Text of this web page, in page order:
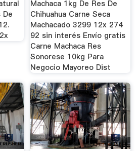
De
Machaca 1kg De Res De
Chihuahua Carne Seca
Machacado 3299 12x 274
92 sin interés Envío gratis
Carne Machaca Res
Sonorese 10kg Para
Negocio Mayoreo Dist